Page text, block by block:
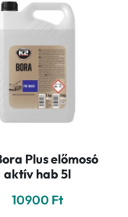
Plus előmosó
aktív hab 5l
10900 Ft